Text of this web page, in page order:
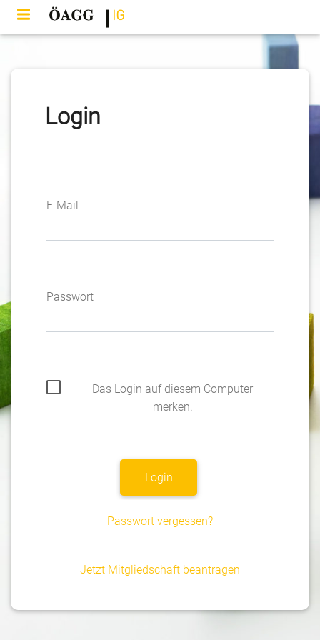
Login
E-Mail
Passwort
Das Login auf diesem Computer
merken.
Passwort vergessen?
Jetzt Mitgliedschaft beantragen